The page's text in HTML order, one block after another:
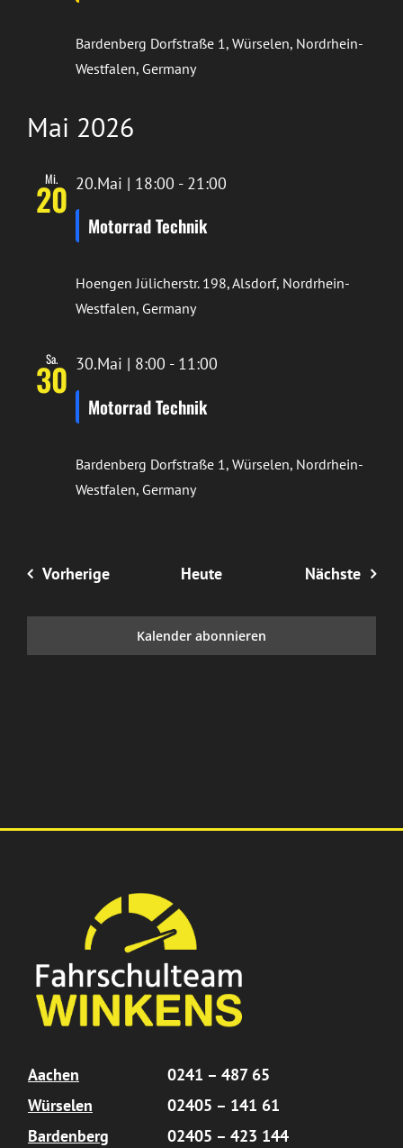
Bardenberg Dorfstraße 1, Würselen, Nordrhein-
Westfalen, Germany
Mai 2026
Mi.
20
Motorrad Technik
20.Mai | 18:00 - 21:00
HoengenJülicherstr. 198, Alsdorf, Nordrhein-
Westfalen, Germany
Sa.
30
Motorrad Technik
30.Mai | 8:00 - 11:00
Bardenberg Dorfstraße 1, Würselen, Nordrhein-
Westfalen, Germany
VorherigeVeranstaltungen
Heute Nächste
Kalender abonnieren
Aachen
0241 – 487 65
Würselen
02405 – 141 61
Bardenberg
02405 – 423 144